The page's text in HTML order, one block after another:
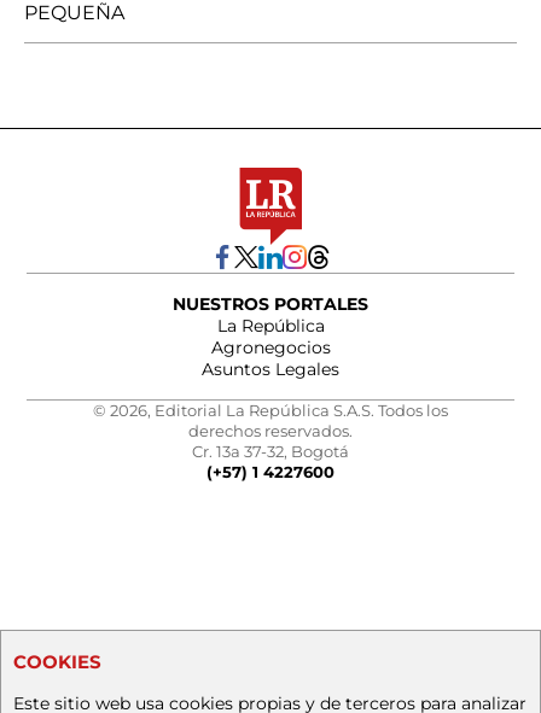
PEQUEÑA
NUESTROS PORTALES
La República
Agronegocios
Asuntos Legales
© 2026, Editorial La República S.A.S. Todos los
derechos reservados.
Cr. 13a 37-32, Bogotá
(+57) 1 4227600
COOKIES
Este sitio web usa cookies propias y de terceros para analizar